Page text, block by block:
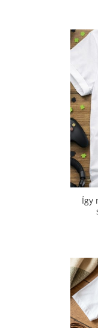
Így